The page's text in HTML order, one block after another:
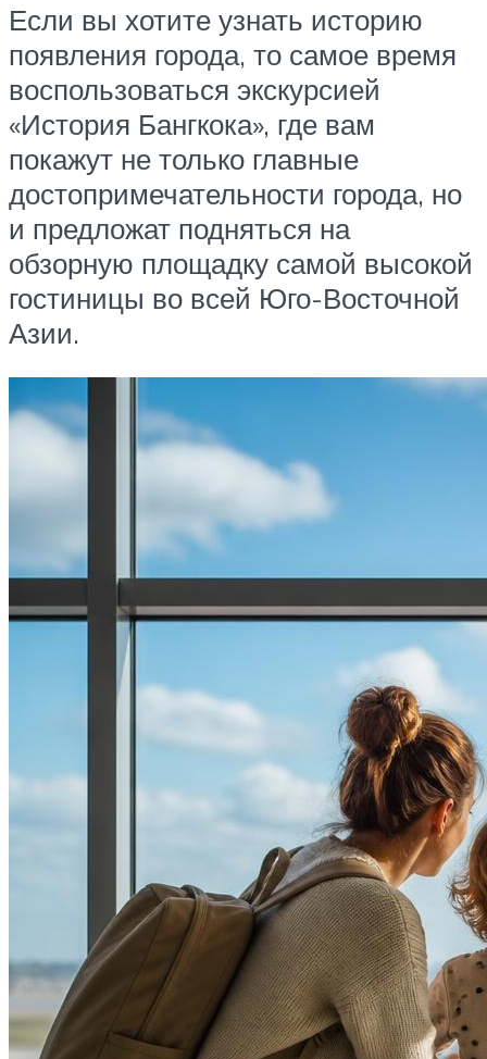
Если вы хотите узнать историю
появления города, то самое время
воспользоваться экскурсией
«История Бангкока», где вам
покажут не только главные
достопримечательности города, но
и предложат подняться на
обзорную площадку самой высокой
гостиницы во всей Юго-Восточной
Азии.